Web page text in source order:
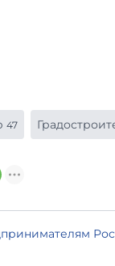
47